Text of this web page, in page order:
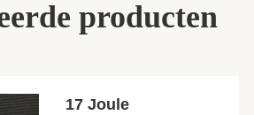
producten
17 Joule